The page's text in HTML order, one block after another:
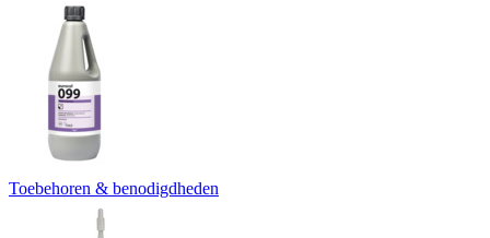
Toebehoren & benodigdheden